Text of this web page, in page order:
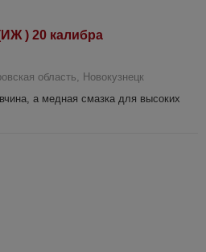
) 20 калибра
область, Новокузнецк
а медная смазка для высоких